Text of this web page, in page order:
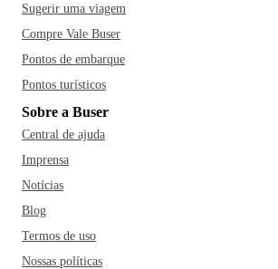
Sugerir uma viagem
Compre Vale Buser
Pontos de embarque
Pontos turísticos
Sobre a Buser
Central de ajuda
Imprensa
Notícias
Blog
Termos de uso
Nossas políticas